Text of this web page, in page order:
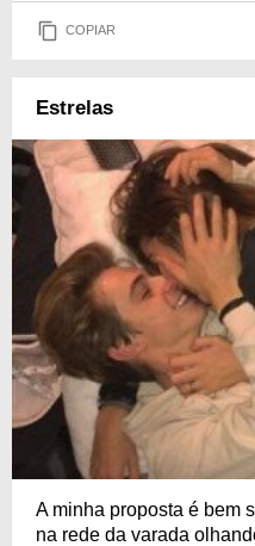
COPIAR
Estrelas
A minha proposta é bem
na rede da varada